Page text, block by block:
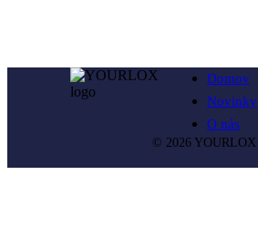
Domov
Novinky
O nás
© 2026 YOURLOX